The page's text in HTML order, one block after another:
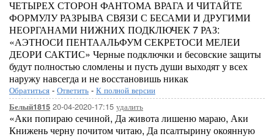
ЧЕТЫРЕХ СТОРОН ФАНТОМА ВРАГА И ЧИТАЙТЕ
ФОРМУЛУ РАЗРЫВА СВЯЗИ С БЕСАМИ И ДРУГИМИ
НЕОРГАНАМИ НИЖНИХ ПОДКЛЮЧЕК 7 РАЗ:
«АЭТНОСИ ПЕНТААЛЬФУМ СЕКРЕТОСИ МЕЛЕИ
ДЕОРИ САКТИС» Черные подключки и бесовские защиты
будут полностью сломлены и пусть души выходят у всех
наружу навсегда и не восстановишь никак
Обратиться - Ответить - К полной версии
Белый1815 20-04-2020-17:15 удалить
«Аки попираю сечиной, Да живота лишеню мараю, Аки
Книжень черну почитом читаю, Да псалтырину окоянную